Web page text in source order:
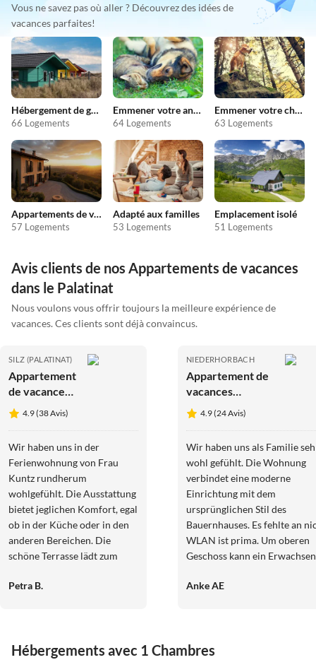
Vous ne savez pas où aller ? Découvrez des idées de
vacances parfaites!
Hébergement de groupe
66 Logements
Emmener votre animal en vacances
64 Logements
Emmener votre chien en vacances
63 Logements
Appartements de vacances pas chers
57 Logements
Adapté aux familles
53 Logements
Emplacement isolé
51 Logements
Avis clients de nos Appartements de vacances
dans le Palatinat
Nous voulons vous offrir toujours la meilleure expérience de
vacances. Ces clients sont déjà convaincus.
SILZ (PALATINAT)
Appartement
de vacances
Maison
d'hôtes
4.9 (38 Avis)
Wir haben uns in der
Ferienwohnung von Frau
Kuntz rundherum
wohlgefühlt. Die Ausstattung
bietet jeglichen Komfort, egal
ob in der Küche oder in den
anderen Bereichen. Die
schöne Terrasse lädt zum
Besichtigungs- oder
kleinen Leckereien verwöhnt.
Petra B.
NIEDERHORBACH
Appartement de
vacances
"Owwedriwwer"
au Guesthouse
4.9 (24 Avis)
Wir haben uns als Familie
wohl gefühlt. Die Wohnung
verbindet eine moderne
Einrichtung mit dem
ursprünglichen Stil des
Bauernhauses. Es fehlte an nichts,
WLAN ist prima. Um oberen
Geschoss kann ein
Kinder ein spannendes Spiel-
gut für Kinder geeignet.
Anke AE
Hébergements avec 1 Chambres